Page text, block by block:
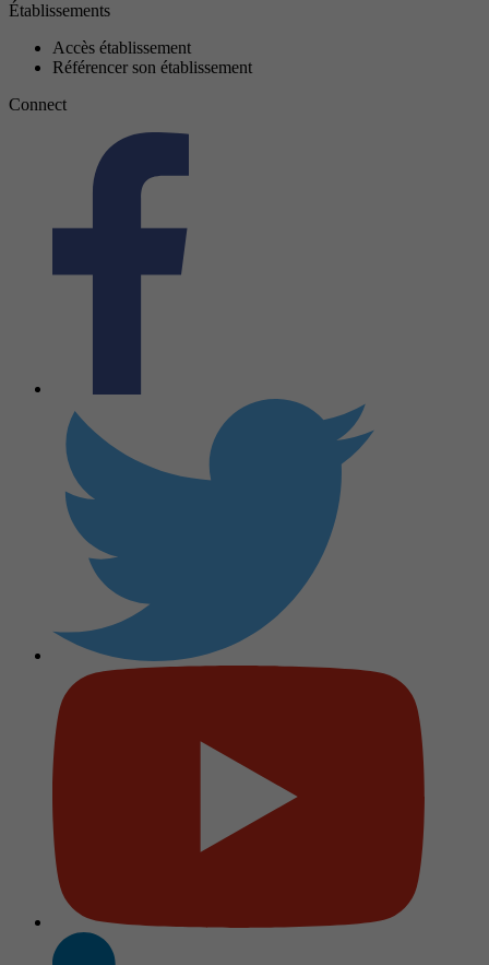
Établissements
Accès établissement
Référencer son établissement
Connect